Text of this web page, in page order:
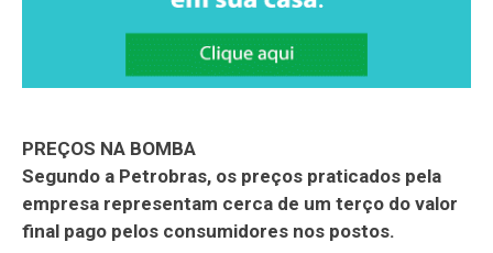
PREÇOS NA BOMBA
Segundo a Petrobras, os preços praticados pela
empresa representam cerca de um terço do valor
final pago pelos consumidores nos postos.